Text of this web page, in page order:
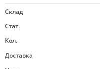
Склад
Стат.
Кол.
Доставка